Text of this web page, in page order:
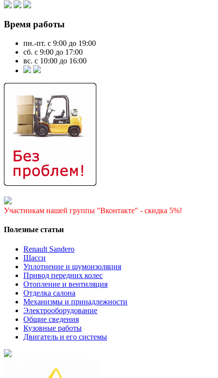
Время работы
пн.-пт. с 9:00 до 19:00
сб. с 9:00 до 17:00
вс. с 10:00 до 16:00
Участникам нашей группы "Вконтакте" - скидка 5%!
Полезные статьи
Renault Sandero
Шасси
Уплотнение и шумоизоляция
Привод передних колес
Отопление и вентиляция
Отделка салона
Механизмы и принадлежности
Электрооборудование
Общие сведения
Кузовные работы
Двигатель и его системы